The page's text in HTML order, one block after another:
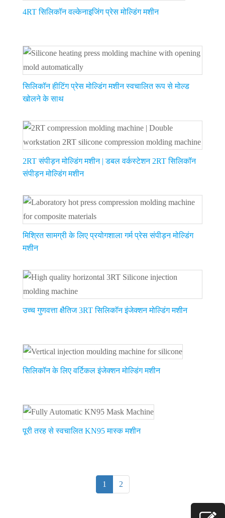
4RT सिलिकॉन वल्केनाइजिंग प्रेस मोल्डिंग मशीन
सिलिकॉन हीटिंग प्रेस मोल्डिंग मशीन स्वचालित रूप से मोल्ड
खोलने के साथ
2RT संपीड़न मोल्डिंग मशीन | डबल वर्कस्टेशन 2RT सिलिकॉन
संपीड़न मोल्डिंग मशीन
मिश्रित सामग्री के लिए प्रयोगशाला गर्म प्रेस संपीड़न मोल्डिंग
मशीन
उच्च गुणवत्ता क्षैतिज 3RT सिलिकॉन इंजेक्शन मोल्डिंग मशीन
सिलिकॉन के लिए वर्टिकल इंजेक्शन मोल्डिंग मशीन
पूरी तरह से स्वचालित KN95 मास्क मशीन
1 2